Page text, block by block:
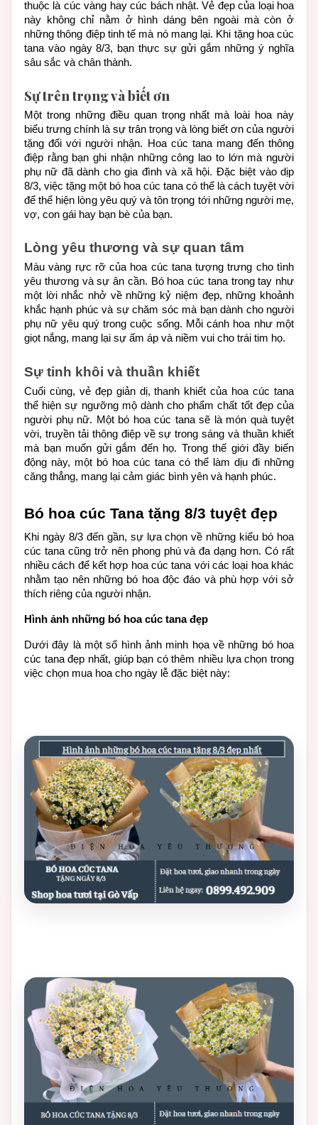
thuộc là cúc vàng hay cúc bách nhật. Vẻ đẹp của loại hoa
này không chỉ nằm ở hình dáng bên ngoài mà còn ở
những thông điệp tinh tế mà nó mang lại. Khi tặng hoa cúc
tana vào ngày 8/3, bạn thực sự gửi gắm những ý nghĩa
sâu sắc và chân thành.
Sự trên trọng và biết ơn
Một trong những điều quan trọng nhất mà loài hoa này
biểu trưng chính là sự trân trọng và lòng biết ơn của người
tặng đối với người nhận. Hoa cúc tana mang đến thông
điệp rằng bạn ghi nhận những công lao to lớn mà người
phụ nữ đã dành cho gia đình và xã hội. Đặc biệt vào dịp
8/3, việc tặng một bó hoa cúc tana có thể là cách tuyệt vời
để thể hiện lòng yêu quý và tôn trọng tới những người mẹ,
vợ, con gái hay bạn bè của bạn.
Lòng yêu thương và sự quan tâm
Màu vàng rực rỡ của hoa cúc tana tượng trưng cho tình
yêu thương và sự ân cần. Bó hoa cúc tana trong tay như
một lời nhắc nhở về những kỷ niệm đẹp, những khoảnh
khắc hạnh phúc và sự chăm sóc mà bạn dành cho người
phụ nữ yêu quý trong cuộc sống. Mỗi cánh hoa như một
giọt nắng, mang lại sự ấm áp và niềm vui cho trái tim họ.
Sự tinh khôi và thuần khiết
Cuối cùng, vẻ đẹp giản dị, thanh khiết của hoa cúc tana
thể hiện sự ngưỡng mộ dành cho phẩm chất tốt đẹp của
người phụ nữ. Một bó hoa cúc tana sẽ là món quà tuyệt
vời, truyền tải thông điệp về sự trong sáng và thuần khiết
mà bạn muốn gửi gắm đến họ. Trong thế giới đầy biến
động này, một bó hoa cúc tana có thể làm dịu đi những
căng thẳng, mang lại cảm giác bình yên và hạnh phúc.
Bó hoa cúc Tana tặng 8/3 tuyệt đẹp
Khi ngày 8/3 đến gần, sự lựa chọn về những kiểu bó hoa
cúc tana cũng trở nên phong phú và đa dạng hơn. Có rất
nhiều cách để kết hợp hoa cúc tana với các loại hoa khác
nhằm tạo nên những bó hoa độc đáo và phù hợp với sở
thích riêng của người nhận.
Hình ảnh những bó hoa cúc tana đẹp
Dưới đây là một số hình ảnh minh họa về những bó hoa
cúc tana đẹp nhất, giúp bạn có thêm nhiều lựa chọn trong
việc chọn mua hoa cho ngày lễ đặc biệt này: